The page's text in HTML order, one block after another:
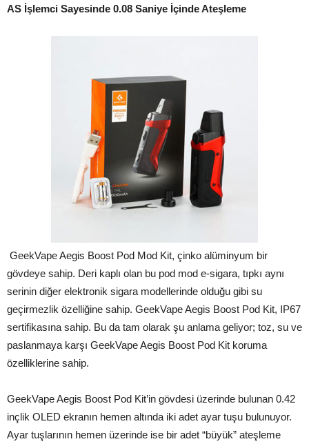
AS İşlemci Sayesinde 0.08 Saniye İçinde Ateşleme
GeekVape Aegis Boost Pod Mod Kit, çinko alüminyum bir
gövdeye sahip. Deri kaplı olan bu pod mod e-sigara, tıpkı aynı
serinin diğer elektronik sigara modellerinde olduğu gibi su
geçirmezlik özelliğine sahip. GeekVape Aegis Boost Pod Kit, IP67
sertifikasına sahip. Bu da tam olarak şu anlama geliyor; toz, su ve
paslanmaya karşı GeekVape Aegis Boost Pod Kit koruma
özelliklerine sahip.
GeekVape Aegis Boost Pod Kit’in gövdesi üzerinde bulunan 0.42
inçlik OLED ekranın hemen altında iki adet ayar tuşu bulunuyor.
Ayar tuşlarının hemen üzerinde ise bir adet “büyük” ateşleme